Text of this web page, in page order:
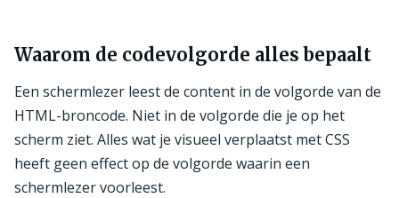
Waarom de codevolgorde alles bepaalt
Een schermlezer leest de content in de volgorde van de
HTML-broncode. Niet in de volgorde die je op het
scherm ziet. Alles wat je visueel verplaatst met CSS
heeft geen effect op de volgorde waarin een
schermlezer voorleest.